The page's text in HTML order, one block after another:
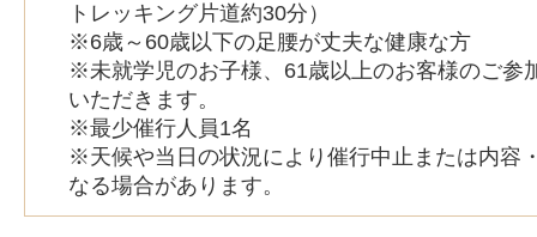
トレッキング片道約30分）
※6歳～60歳以下の足腰が丈夫な健康な方
※未就学児のお子様、61歳以上のお客様のご参
いただきます。
※最少催行人員1名
※天候や当日の状況により催行中止または内容
なる場合があります。